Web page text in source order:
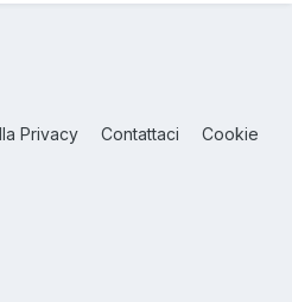
Privacy Contattaci Cookie